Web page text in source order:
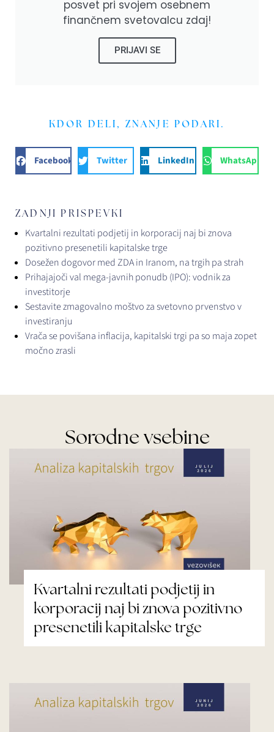
posvet pri svojem osebnem
finančnem svetovalcu zdaj!
PRIJAVI SE
KDOR DELI, ZNANJE PODARI.
Facebook Twitter LinkedIn WhatsApp
ZADNJI PRISPEVKI
Kvartalni rezultati podjetij in korporacij naj bi znova
pozitivno presenetili kapitalske trge
Dosežen dogovor med ZDA in Iranom, na trgih pa strah
Prihajajoči val mega-javnih ponudb (IPO): vodnik za
investitorje
Sestavite zmagovalno moštvo za svetovno prvenstvo v
investiranju
Vrača se povišana inflacija, kapitalski trgi pa so maja zopet
močno zrasli
Sorodne vsebine
Kvartalni rezultati podjetij in
korporacij naj bi znova pozitivno
presenetili kapitalske trge